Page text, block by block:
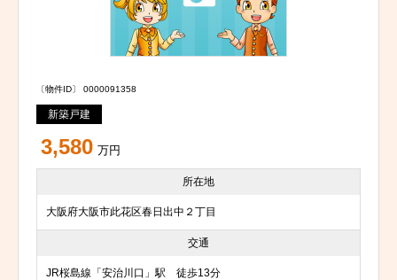
〔物件ID〕 0000091358
新築戸建
3,580 万円
所在地
大阪府大阪市此花区春日出中２丁目
交通
JR桜島線「安治川口」駅 徒歩13分